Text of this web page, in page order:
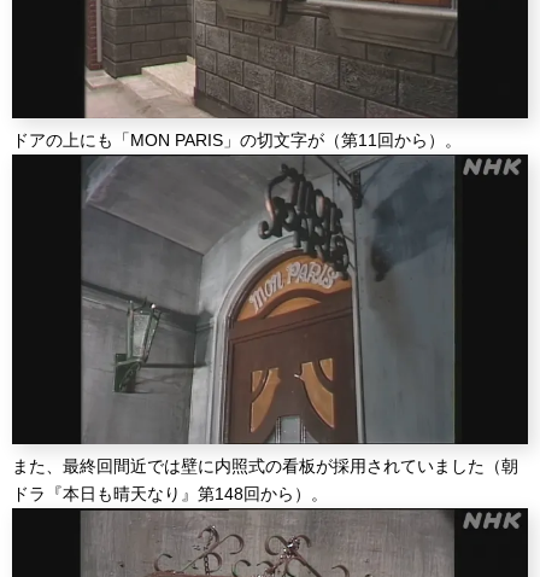
ドアの上にも「MON PARIS」の切文字が（第11回から）。
また、最終回間近では壁に内照式の看板が採用されていました（朝
ドラ『本日も晴天なり』第148回から）。